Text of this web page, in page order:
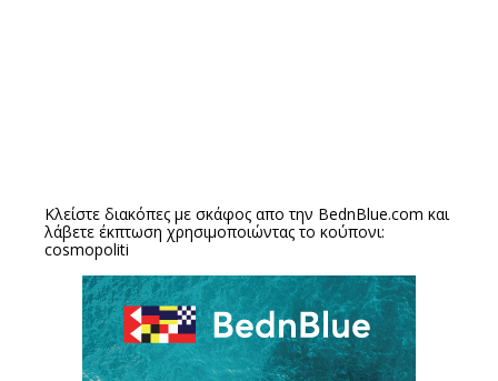
Κλείστε διακόπες με σκάφος απο την BednBlue.com και
λάβετε έκπτωση χρησιμοποιώντας το κούπονι:
cosmopoliti